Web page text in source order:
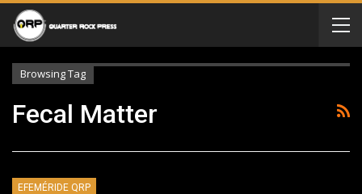
Browsing Tag
Fecal Matter
EFEMÉRIDE QRP